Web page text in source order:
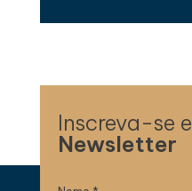
Inscreva-se
Newsletter